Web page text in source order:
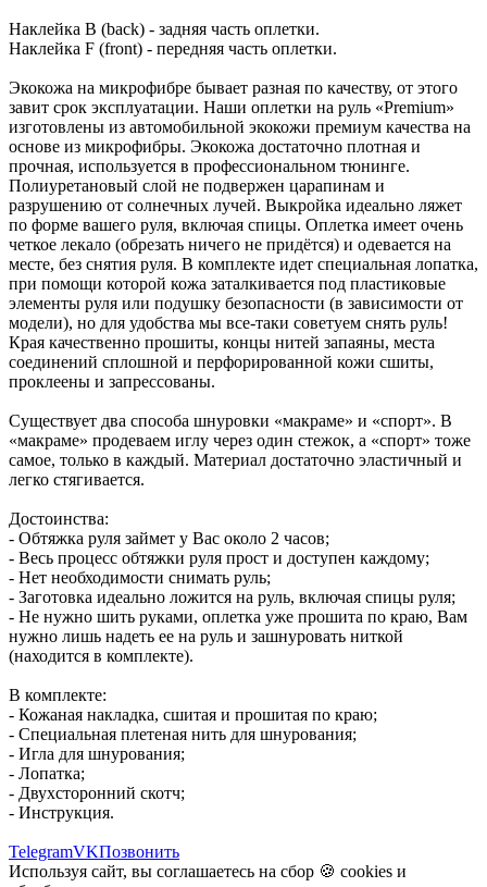
Наклейка B (back) - задняя часть оплетки.
Наклейка F (front) - передняя часть оплетки.
Экокожа на микрофибре бывает разная по качеству, от этого
завит срок эксплуатации. Наши оплетки на руль «Premium»
изготовлены из автомобильной экокожи премиум качества на
основе из микрофибры. Экокожа достаточно плотная и
прочная, используется в профессиональном тюнинге.
Полиуретановый слой не подвержен царапинам и
разрушению от солнечных лучей. Выкройка идеально ляжет
по форме вашего руля, включая спицы. Оплетка имеет очень
четкое лекало (обрезать ничего не придётся) и одевается на
месте, без снятия руля. В комплекте идет специальная лопатка,
при помощи которой кожа заталкивается под пластиковые
элементы руля или подушку безопасности (в зависимости от
модели), но для удобства мы все-таки советуем снять руль!
Края качественно прошиты, концы нитей запаяны, места
соединений сплошной и перфорированной кожи сшиты,
проклеены и запрессованы.
Существует два способа шнуровки «макраме» и «спорт». В
«макраме» продеваем иглу через один стежок, а «спорт» тоже
самое, только в каждый. Материал достаточно эластичный и
легко стягивается.
Достоинства:
- Обтяжка руля займет у Вас около 2 часов;
- Весь процесс обтяжки руля прост и доступен каждому;
- Нет необходимости снимать руль;
- Заготовка идеально ложится на руль, включая спицы руля;
- Не нужно шить руками, оплетка уже прошита по краю, Вам
нужно лишь надеть ее на руль и зашнуровать ниткой
(находится в комплекте).
В комплекте:
- Кожаная накладка, сшитая и прошитая по краю;
- Специальная плетеная нить для шнурования;
- Игла для шнурования;
- Лопатка;
- Двухсторонний скотч;
- Инструкция.
TelegramVKПозвонить
Используя сайт, вы соглашаетесь на сбор 🍪 cookies и